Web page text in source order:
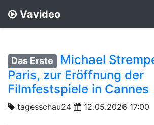
Vavideo
Das Erste
Michael
Paris, zur Eröffnung der
Filmfestspiele in Cannes
tagesschau24 12.05.2026 17:00